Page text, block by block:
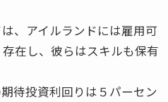
、アイルランドには雇用可
在し、彼らはスキルも保有
待投資利回りは５パーセン